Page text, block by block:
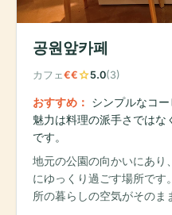
공원앞카페
カフェ€€star5.0(3)
おすすめ： シンプルなコ
魅力は料理の派手さでは
です。
地元の公園の向かいにあり
にゆっくり過ごす場所です
所の暮らしの空気がそのま